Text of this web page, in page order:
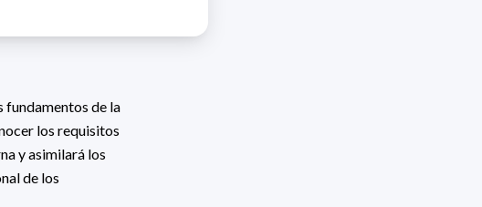
fundamentos de la
los requisitos
y asimilará los
de los